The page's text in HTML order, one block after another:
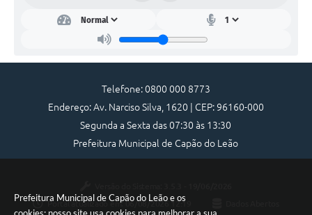
Prefeitura Municipal de Capão do Leão e os
Telefone: 0800 000 8773
Endereço: Av. Narciso Silva, 1620 | CEP: 96160-000
Segunda a Sexta das 07:30 às 13:30
Prefeitura Municipal de Capão do Leão
Portal atualizado em:06/08/2026 12:19